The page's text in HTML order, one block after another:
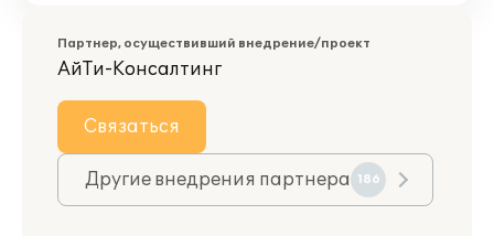
Партнер, осуществивший внедрение/проект
АйТи-Консалтинг
Связаться
Другие внедрения партнера 186